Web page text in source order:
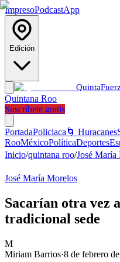
ImpresoPodcastApp
Edición
Quinta
Quintana Roo
Suscríbete gratis
PortadaPoliciaca 🌀 Huracanes
RooMéxicoPolíticaDeportes
Inicio/quintana roo/José María
José María Morelos
Sacarían otra vez
tradicional sede
M
Miriam Barrios·8 de febrero